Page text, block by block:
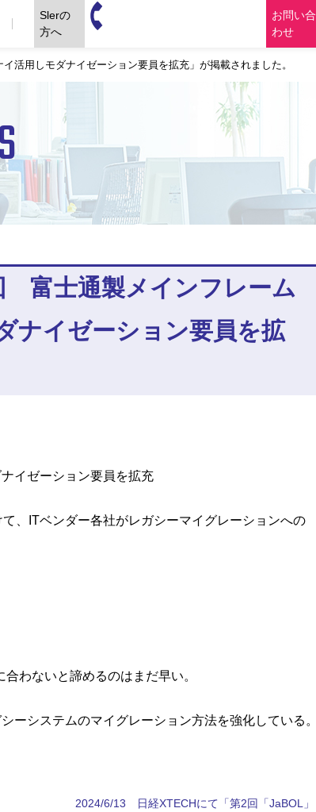
Slerの
方へ
お問い合
わせ
用しモダナイゼーション要員を拡充」が掲載されました。
富士通製メインフレーム
ナイゼーション要員を拡
イゼーション要員を拡充
ITベンダー各社がレガシーマイグレーションへの
ないと諦めるのはまだ早い。
システムのマイグレーション方法を強化している。
2024/6/13 日経XTECHにて「第2回「JaBOL」